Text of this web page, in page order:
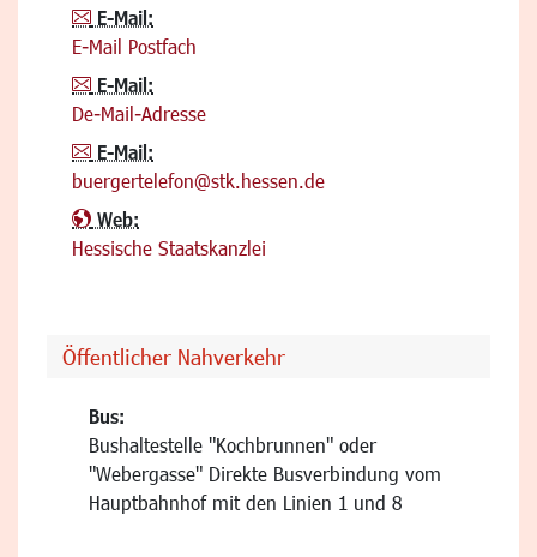
E-Mail:
E-Mail Postfach
E-Mail:
De-Mail-Adresse
E-Mail:
buergertelefon@stk.hessen.de
Web:
Hessische Staatskanzlei
Öffentlicher Nahverkehr
Bus:
Bushaltestelle "Kochbrunnen" oder
"Webergasse" Direkte Busverbindung vom
Hauptbahnhof mit den Linien 1 und 8